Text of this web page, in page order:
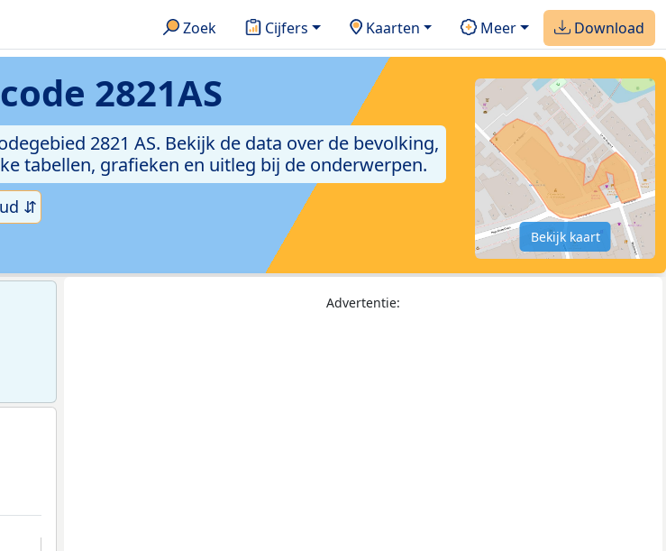
Zoek Cijfers Kaarten Meer Download
2821AS
2821 AS. Bekijk de data over de bevolking,
tabellen, grafieken en uitleg bij de onderwerpen.
⇵
Bekijk kaart
Advertentie: